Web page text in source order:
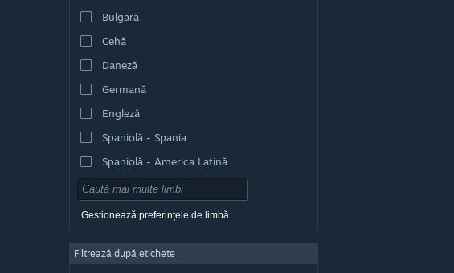
Bulgară
Cehă
Daneză
Germană
Engleză
Spaniolă - Spania
Spaniolă - America Latină
Gestionează preferințele de limbă
Filtrează după etichete